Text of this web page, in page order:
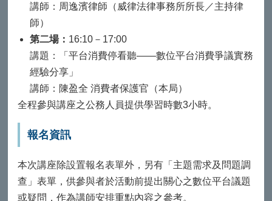
講師：周逸濱律師（威律法律事務所所長／主持律
師）
第二場： 16:10－17:00
講題：「平台消費停看聽——數位平台消費爭議實務
經驗分享」
講師：陳盈全 消費者保護官（本局）
全程參與講座之公務人員提供學習時數3小時。
報名資訊
本次講座除設置報名表單外，另有「主題需求及問題調
查」表單，供參與者於活動前提出關心之數位平台議題
或疑問，作為講師安排重點內容之參考。